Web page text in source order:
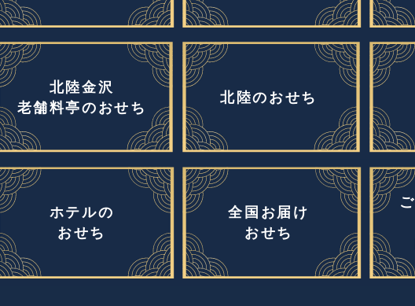
北陸金沢
老舗料亭のおせち
北陸のおせち
ホテルの
おせち
全国お届け
おせち